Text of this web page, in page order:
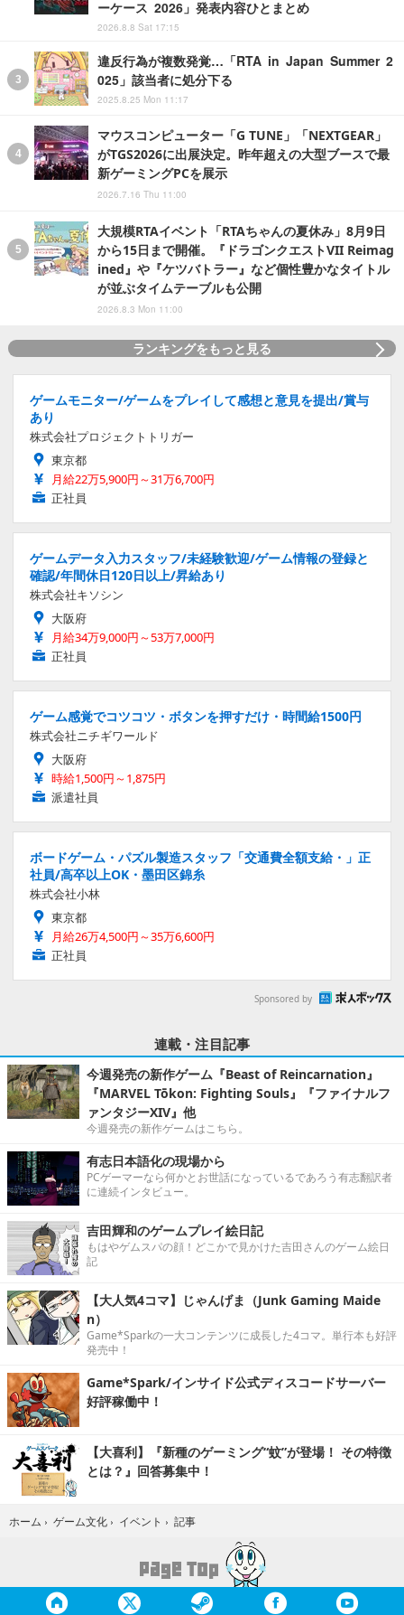
ーケース 2026」発表内容ひとまとめ
2026.8.8 Sat 17:15
違反行為が複数発覚…「RTA in Japan Summer 2
025」該当者に処分下る
2025.8.25 Mon 11:17
マウスコンピューター「G TUNE」「NEXTGEAR」
がTGS2026に出展決定。昨年超えの大型ブースで最
新ゲーミングPCを展示
2026.7.16 Thu 11:00
大規模RTAイベント「RTAちゃんの夏休み」8月9日
から15日まで開催。『ドラゴンクエストVII Reimag
ined』や『ケツバトラー』など個性豊かなタイトル
が並ぶタイムテーブルも公開
2026.8.3 Mon 11:00
ランキングをもっと見る
ゲームモニター/ゲームをプレイして感想と意見を提出/賞与
あり
株式会社プロジェクトトリガー
東京都
月給22万5,900円～31万6,700円
正社員
ゲームデータ入力スタッフ/未経験歓迎/ゲーム情報の登録と
確認/年間休日120日以上/昇給あり
株式会社キソシン
大阪府
月給34万9,000円～53万7,000円
正社員
ゲーム感覚でコツコツ・ボタンを押すだけ・時間給1500円
株式会社ニチギワールド
大阪府
時給1,500円～1,875円
派遣社員
ボードゲーム・パズル製造スタッフ「交通費全額支給・」正
社員/高卒以上OK・墨田区錦糸
株式会社小林
東京都
月給26万4,500円～35万6,600円
正社員
Sponsored by
連載・注目記事
今週発売の新作ゲーム『Beast of Reincarnation』
『MARVEL Tōkon: Fighting Souls』『ファイナルフ
ァンタジーXIV』他
今週発売の新作ゲームはこちら。
有志日本語化の現場から
PCゲーマーなら何かとお世話になっているであろう有志翻訳者
に連続インタビュー。
吉田輝和のゲームプレイ絵日記
もはやゲムスパの顔！どこかで見かけた吉田さんのゲーム絵日
記
【大人気4コマ】じゃんげま（Junk Gaming Maide
n）
Game*Sparkの一大コンテンツに成長した4コマ。単行本も好評
発売中！
Game*Spark/インサイド公式ディスコードサーバー
好評稼働中！
【大喜利】『新種のゲーミング“蚊”が登場！ その特徴
とは？』回答募集中！
ホーム › ゲーム文化 › イベント › 記事